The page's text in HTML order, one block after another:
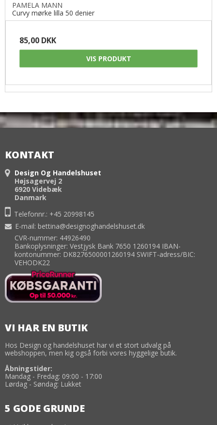
PAMELA MANN
Curvy mørke lilla 50 denier
85,00 DKK
VIS PRODUKT
KONTAKT
Design Og Handelshuset
Højsagervej 2
6920 Videbæk
Danmark
Telefonnr.: +45 20998145
E-mail: bettina@designoghandelshuset.dk
CVR-nummer: 44926490
Bankoplysninger: Vestjysk Bank 7650 1260194 IBAN-
kontonummer: DK8276500001260194 SWIFT-adress/BIC:
VEHODK22
VI HAR EN BUTIK
Hos Design og handelshuset har vi et stort udvalg på
webshoppen, men kig også forbi vores hyggelige butik.
Åbningstider:
Mandag - Fredag: 09:00 - 17:00
Lørdag - Søndag: Lukket
5 GODE GRUNDE